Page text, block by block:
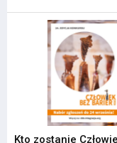
Kto zostanie